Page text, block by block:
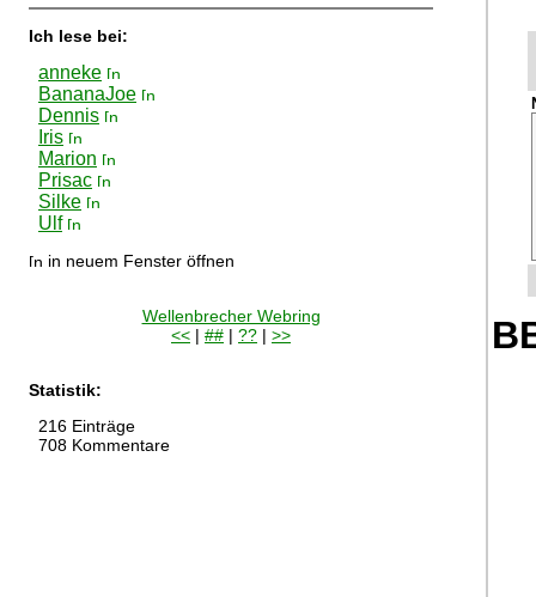
Ich lese bei:
anneke
BananaJoe
Dennis
Iris
Marion
Prisac
Silke
Ulf
in neuem Fenster öffnen
Wellenbrecher Webring
<< | ## | ?? | >>
Statistik:
216 Einträge
708 Kommentare